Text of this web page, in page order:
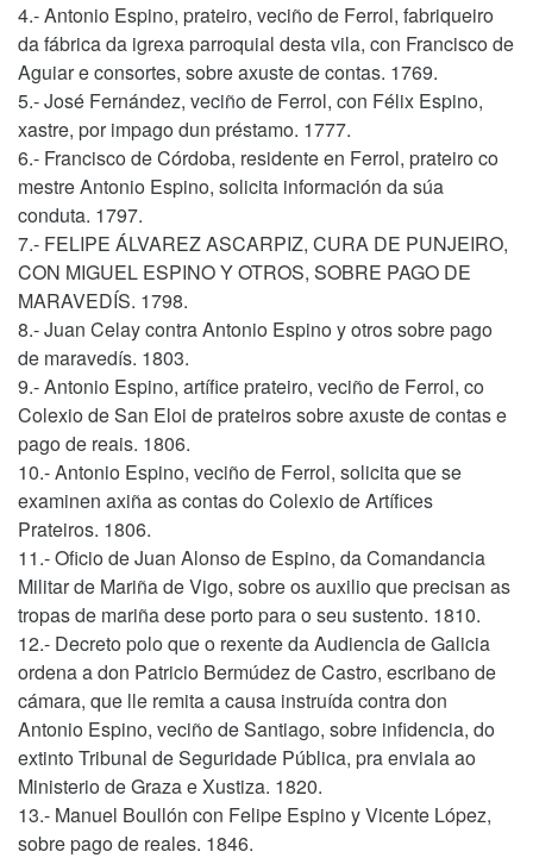
4.- Antonio Espino, prateiro, veciño de Ferrol, fabriqueiro
da fábrica da igrexa parroquial desta vila, con Francisco de
Aguiar e consortes, sobre axuste de contas. 1769.
5.- José Fernández, veciño de Ferrol, con Félix Espino,
xastre, por impago dun préstamo. 1777.
6.- Francisco de Córdoba, residente en Ferrol, prateiro co
mestre Antonio Espino, solicita información da súa
conduta. 1797.
7.- FELIPE ÁLVAREZ ASCARPIZ, CURA DE PUNJEIRO,
CON MIGUEL ESPINO Y OTROS, SOBRE PAGO DE
MARAVEDÍS. 1798.
8.- Juan Celay contra Antonio Espino y otros sobre pago
de maravedís. 1803.
9.- Antonio Espino, artífice prateiro, veciño de Ferrol, co
Colexio de San Eloi de prateiros sobre axuste de contas e
pago de reais. 1806.
10.- Antonio Espino, veciño de Ferrol, solicita que se
examinen axiña as contas do Colexio de Artífices
Prateiros. 1806.
11.- Oficio de Juan Alonso de Espino, da Comandancia
Militar de Mariña de Vigo, sobre os auxilio que precisan as
tropas de mariña dese porto para o seu sustento. 1810.
12.- Decreto polo que o rexente da Audiencia de Galicia
ordena a don Patricio Bermúdez de Castro, escribano de
cámara, que lle remita a causa instruída contra don
Antonio Espino, veciño de Santiago, sobre infidencia, do
extinto Tribunal de Seguridade Pública, pra enviala ao
Ministerio de Graza e Xustiza. 1820.
13.- Manuel Boullón con Felipe Espino y Vicente López,
sobre pago de reales. 1846.